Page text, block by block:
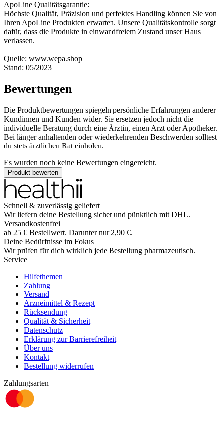
ApoLine Qualitätsgarantie:
Höchste Qualität, Präzision und perfektes Handling können Sie von
Ihren ApoLine Produkten erwarten. Unsere Qualitätskontrolle sorgt
dafür, dass die Produkte in einwandfreiem Zustand unser Haus
verlassen.
Quelle: www.wepa.shop
Stand: 05/2023
Bewertungen
Die Produktbewertungen spiegeln persönliche Erfahrungen anderer
Kundinnen und Kunden wider. Sie ersetzen jedoch nicht die
individuelle Beratung durch eine Ärztin, einen Arzt oder Apotheker.
Bei länger anhaltenden oder wiederkehrenden Beschwerden solltest
du stets ärztlichen Rat einholen.
Es wurden noch keine Bewertungen eingereicht.
Produkt bewerten
Schnell & zuverlässig geliefert
Wir liefern deine Bestellung sicher und pünktlich mit DHL.
Versandkostenfrei
ab 25 € Bestellwert. Darunter nur 2,90 €.
Deine Bedürfnisse im Fokus
Wir prüfen für dich wirklich jede Bestellung pharmazeutisch.
Service
Hilfethemen
Zahlung
Versand
Arzneimittel & Rezept
Rücksendung
Qualität & Sicherheit
Datenschutz
Erklärung zur Barrierefreiheit
Über uns
Kontakt
Bestellung widerrufen
Zahlungsarten